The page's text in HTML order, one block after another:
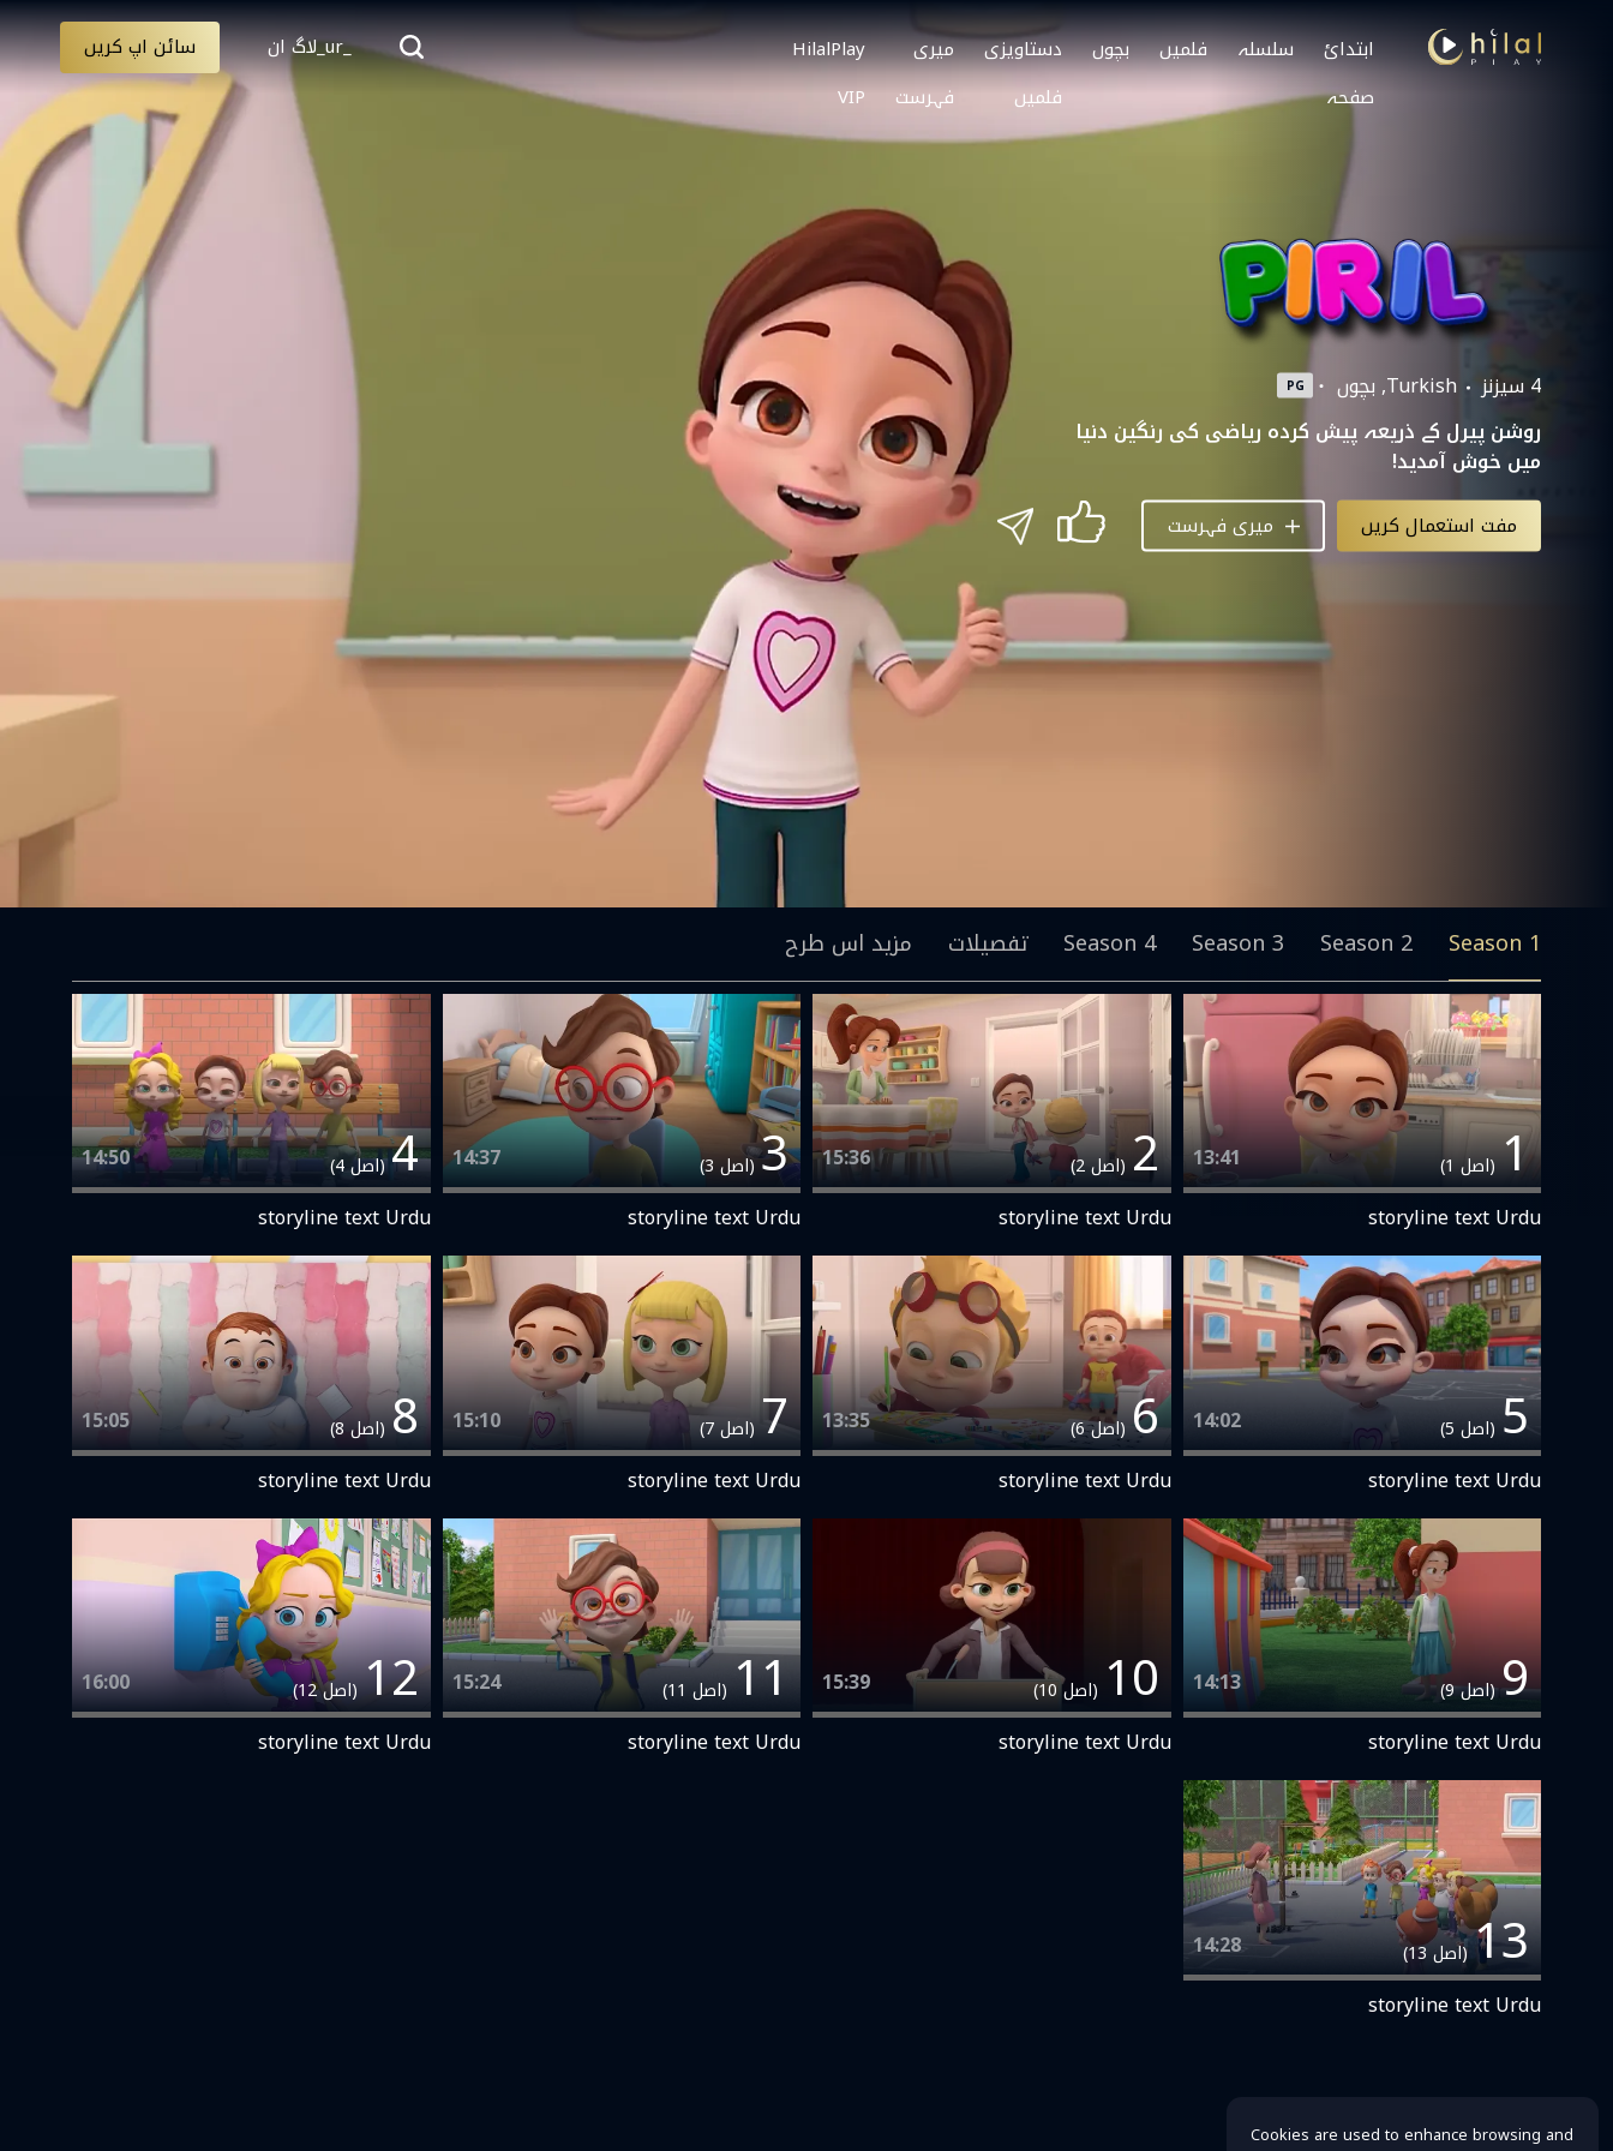
ابتدائ
صفحہ
سلسلہ فلمیں بچوں
دستاویزی
فلمیں
میری
فہرست
HilalPlay
VIP
_ur_لاگ ان سائن اپ کریں
4 سیزنز Turkish بچوں PG
روشن پیرل کے ذریعہ پیش کردہ ریاضی کی رنگین دنیا
میں خوش آمدید!
مفت استعمال کریں میری فہرست
Season 1
Season 2
Season 3
Season 4 تفصیلات مزید اس طرح
1(اصل 1)
13:41
storyline text Urdu
2(اصل 2)
15:36
storyline text Urdu
3 (اصل 3)
14:37
storyline text Urdu
4(اصل 4)
14:50
storyline text Urdu
5 (اصل 5)
14:02
storyline text Urdu
6(اصل 6)
13:35
storyline text Urdu
7(اصل 7)
15:10
storyline text Urdu
8(اصل 8)
15:05
storyline text Urdu
9(اصل 9)
14:13
storyline text Urdu
10 (اصل 10)
15:39
storyline text Urdu
11 (اصل 11)
15:24
storyline text Urdu
12(اصل 12)
16:00
storyline text Urdu
13(اصل 13)
14:28
storyline text Urdu
Cookies are used to enhance browsing and